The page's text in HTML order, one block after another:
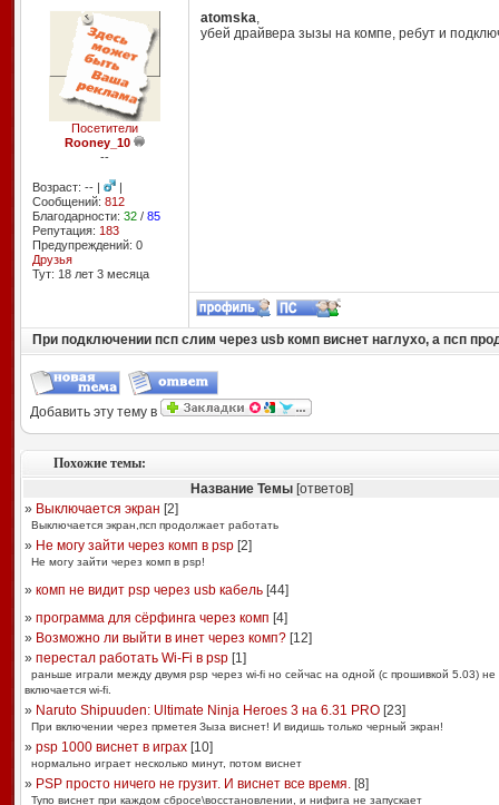
Посетители
Rooney_10
--
Возраст: -- |
|
Сообщений: 812
Благодарности: 32/ 85
Репутация: 183
Предупреждений: 0
Друзья
Тут: 18 лет 3 месяцa
atomska,
убей драйвера зызы на компе, ребут и
При подключении псп слим через usb комп виснет наглухо, а псп
Добавить эту тему в
Похожие темы:
Название Темы [ответов]
» Выключается экран [2]
Выключается экран,псп продолжает работать
» Не могу зайти через комп в psp[2]
Не могу зайти через комп в psp!
» комп не видит psp через usb кабель[44]
» программа для сёрфинга через комп [4]
» Возможно ли выйти в инет через комп?[12]
» перестал работать Wi-Fi в psp[1]
раньше играли между двумя psp через wi-fi но сейчас на одной (с прошивкой 5.03) не
включается wi-fi.
» Naruto Shipuuden: Ultimate Ninja Heroes 3 на 6.31 PRO[23]
При включении через прметея Зыза виснет! И видишь только черный экран!
» psp 1000 виснет в играх[10]
нормально играет несколько минут, потом виснет
» PSP просто ничего не грузит. И виснет все время.[8]
Тупо виснет при каждом сбросе\восстановлении, и нифига не запускает